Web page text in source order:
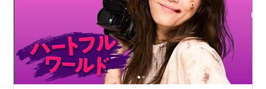
医療薬学科
創薬科学科
近畿大学短期大学部
商経科